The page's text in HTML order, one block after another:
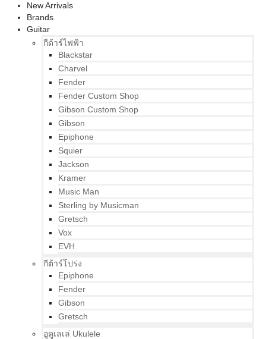
New Arrivals
Brands
Guitar
กีต้าร์ไฟฟ้า
Blackstar
Charvel
Fender
Fender Custom Shop
Gibson Custom Shop
Gibson
Epiphone
Squier
Jackson
Kramer
Music Man
Sterling by Musicman
Gretsch
Vox
EVH
กีต้าร์โปร่ง
Epiphone
Fender
Gibson
Gretsch
อูคูเลเล่ Ukulele